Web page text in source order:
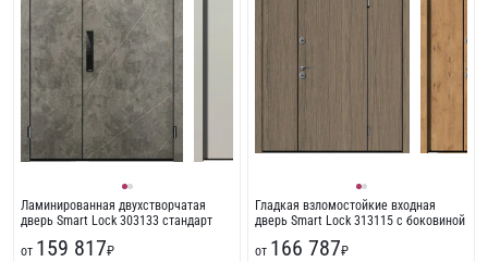
Ламинированная двухстворчатая
дверь Smart Lock 303133 стандарт
от 159 817₽
Гладкая взломостойкие входная
дверь Smart Lock 313115 с боковиной
от 166 787₽